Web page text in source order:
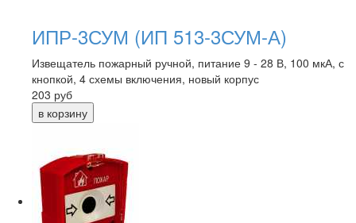
ИПР-3СУМ (ИП 513-3СУМ-А)
Извещатель пожарный ручной, питание 9 - 28 В, 100 мкА, с
кнопкой, 4 схемы включения, новый корпус
203 руб